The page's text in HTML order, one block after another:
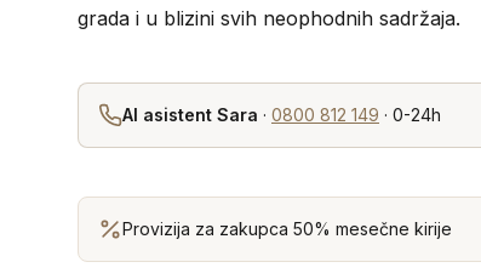
grada i u blizini svih neophodnih sadržaja.
AI asistent Sara · 0800 812 149 · 0-24h
Provizija za zakupca 50% mesečne kirije